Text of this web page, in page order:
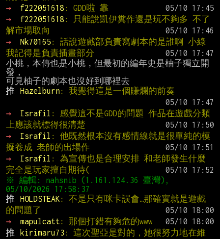
→
f222051618 : GDD啦 靠
→
f222051618 : 只能說凱伊糞作還是玩不夠多 不了
解市場取向
→
Nk70165 : 話說遊戲部負責寫劇本的是誰啊 小綠
我記得是負責插畫部分
小桃，本傳也是小桃，但最初的編年史是柚子獨立開
發，
推
Hazelburn: 我覺得這是一個賺爛的前奏
→
Israfil : 感覺這不是GDD的問題 作品在遊戲分類
上應該就標得很清楚
→
Israfil : 他既然根本沒有感情線就是很單純的模
擬養成 老師的出場作
→
Israfil : 為宣傳也是合理安排 和老師發生什麼
完全是玩家擅自期待(
※ 編輯: nahsnib (1.161.124.36 臺灣),
推
HOLDSTEAK : 不是只有咪卡誤會…那確實就是遊戲
的問題了
→
mapulcatt : 那個打錯有夠危的www
推
kirimaru73 : 這次聖亞是對的，她很努力地在維